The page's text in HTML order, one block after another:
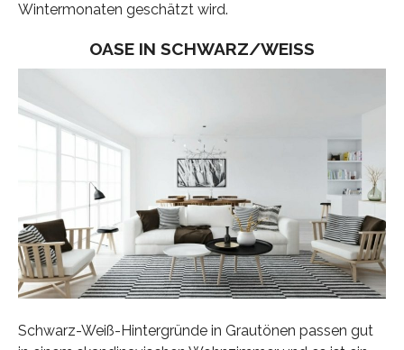
Wintermonaten geschätzt wird.
OASE IN SCHWARZ/WEISS
Schwarz-Weiß-Hintergründe in Grautönen passen gut